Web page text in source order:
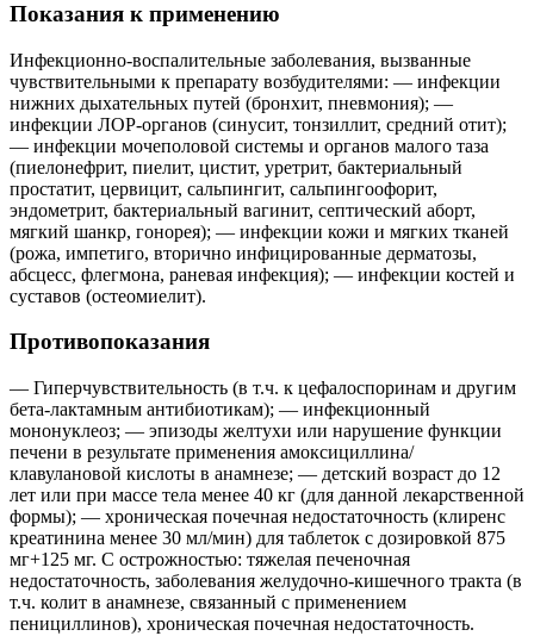
Показания к применению
Инфекционно-воспалительные заболевания, вызванные
чувствительными к препарату возбудителями: — инфекции
нижних дыхательных путей (бронхит, пневмония); —
инфекции ЛОР-органов (синусит, тонзиллит, средний отит);
— инфекции мочеполовой системы и органов малого таза
(пиелонефрит, пиелит, цистит, уретрит, бактериальный
простатит, цервицит, сальпингит, сальпингоофорит,
эндометрит, бактериальный вагинит, септический аборт,
мягкий шанкр, гонорея); — инфекции кожи и мягких тканей
(рожа, импетиго, вторично инфицированные дерматозы,
абсцесс, флегмона, раневая инфекция); — инфекции костей и
суставов (остеомиелит).
Противопоказания
— Гиперчувствительность (в т.ч. к цефалоспоринам и другим
бета-лактамным антибиотикам); — инфекционный
мононуклеоз; — эпизоды желтухи или нарушение функции
печени в результате применения амоксициллина/
клавулановой кислоты в анамнезе; — детский возраст до 12
лет или при массе тела менее 40 кг (для данной лекарственной
формы); — хроническая почечная недостаточность (клиренс
креатинина менее 30 мл/мин) для таблеток с дозировкой 875
мг+125 мг. С острожностью: тяжелая печеночная
недостаточность, заболевания желудочно-кишечного тракта (в
т.ч. колит в анамнезе, связанный с применением
пенициллинов), хроническая почечная недостаточность.